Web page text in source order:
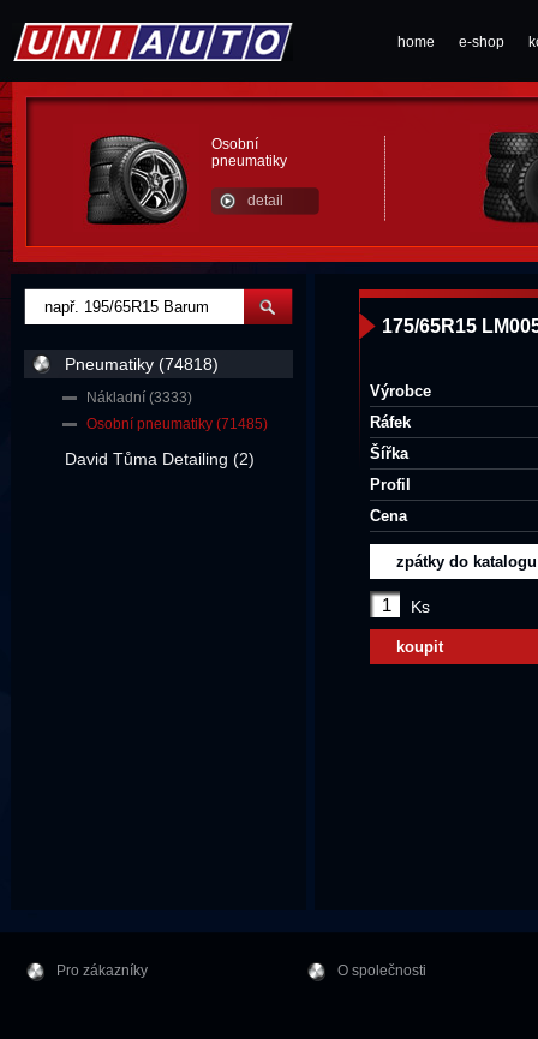
home e-shop
Osobní
pneumatiky
detail
175/65R15
Výrobce
Ráfek
Šířka
Profil
Cena
zpátky do katalogu
Ks
koupit
Pneumatiky (74818)
Nákladní (3333)
Osobní pneumatiky (71485)
David Tůma Detailing (2)
Pro zákazníky O společnosti